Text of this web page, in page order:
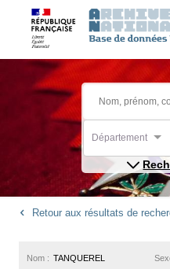
Département
Retour aux résultats de
Nom : TANQUEREL